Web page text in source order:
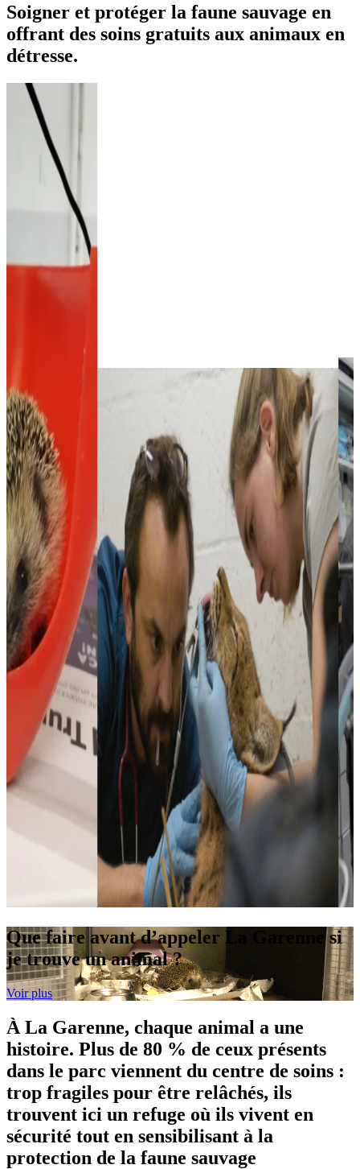
Soigner et protéger la faune sauvage en
offrant des soins gratuits aux animaux en
détresse.
Que faire avant d’appeler La Garenne si
je trouve un animal ?
Voir plus
À La Garenne, chaque animal a une
histoire. Plus de 80 % de ceux présents
dans le parc viennent du centre de soins :
trop fragiles pour être relâchés, ils
trouvent ici un refuge où ils vivent en
sécurité tout en sensibilisant à la
protection de la faune sauvage